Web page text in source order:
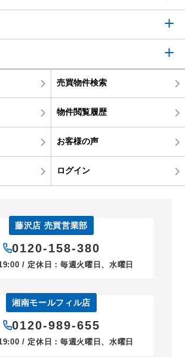
売買物件検索
物件閲覧履歴
お客様の声
ログイン
藤沢店 売買営業部
0120-158-380
/ 定休日：毎週火曜日、水曜日
湘南モールフィル店
0120-989-655
/ 定休日：毎週火曜日、水曜日